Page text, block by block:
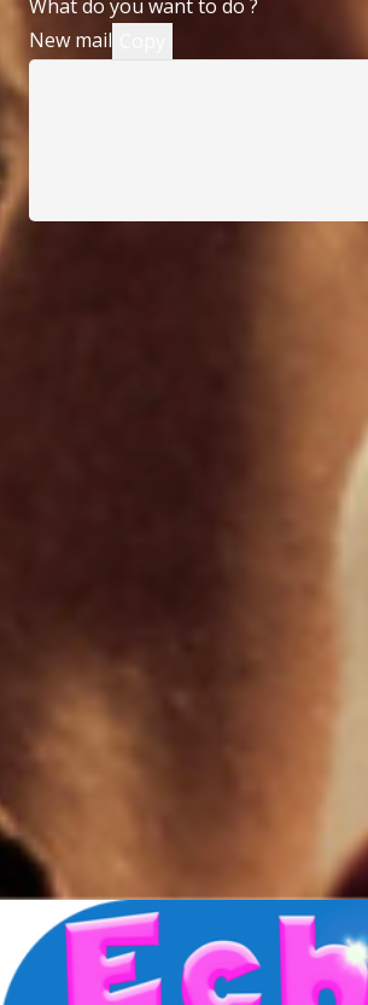
What do you want to do ?
New mail